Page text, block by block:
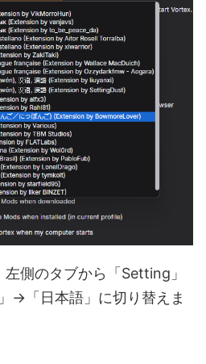
側のタブから「Setting」
→「日本語」に切り替えま